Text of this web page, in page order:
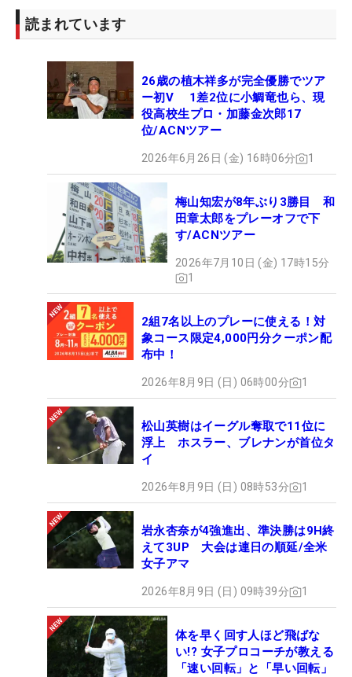
読まれています
26歳の植木祥多が完全優勝でツア
ー初V 1差2位に小鯛竜也ら、現
役高校生プロ・加藤金次郎17
位/ACNツアー
2026年6月26日 (金) 16時06分 1
梅山知宏が8年ぶり3勝目 和
田章太郎をプレーオフで下
す/ACNツアー
2026年7月10日 (金) 17時15分
1
2組7名以上のプレーに使える！対
象コース限定4,000円分クーポン配
布中！
2026年8月9日 (日) 06時00分 1
松山英樹はイーグル奪取で11位に
浮上 ホスラー、ブレナンが首位タ
イ
2026年8月9日 (日) 08時53分 1
岩永杏奈が4強進出、準決勝は9H終
えて3UP 大会は連日の順延/全米
女子アマ
2026年8月9日 (日) 09時39分 1
体を早く回す人ほど飛ばな
い!? 女子プロコーチが教える
「速い回転」と「早い回転」